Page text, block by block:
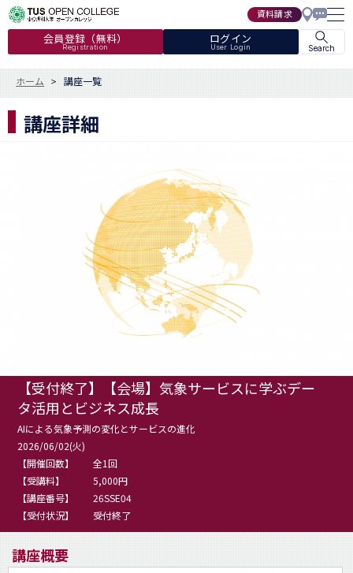
資料請求
会員登録（無料）
Registration
ログイン
User Login Search
ホーム 講座一覧
講座詳細
【受付終了】【会場】気象サービスに学ぶデー
タ活用とビジネス成長
AIによる気象予測の変化とサービスの進化
2026/06/02(火)
【開催回数】
全1回
【受講料】
5,000円
【講座番号】
26SSE04
【受付状況】
受付終了
講座概要